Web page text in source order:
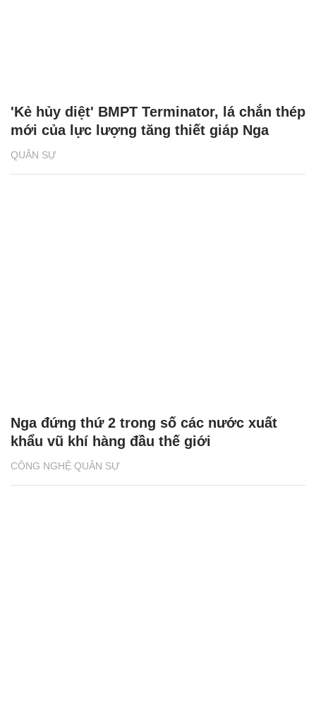
QUÂN SỰ
'Kẻ hủy diệt' BMPT Terminator, lá chắn thép
mới của lực lượng tăng thiết giáp Nga
CÔNG NGHỆ QUÂN SỰ
Nga đứng thứ 2 trong số các nước xuất
khẩu vũ khí hàng đầu thế giới